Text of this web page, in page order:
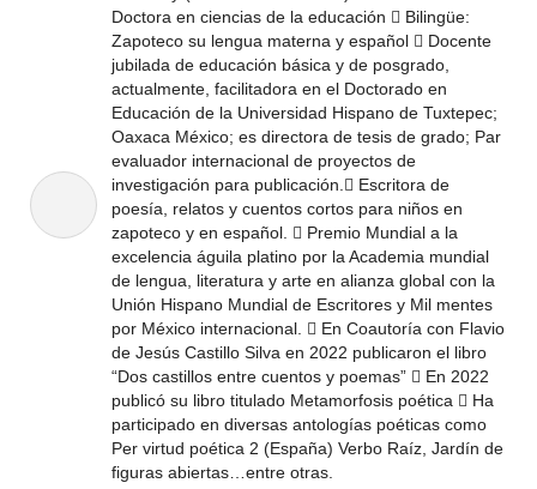
Doctora en ciencias de la educación  Bilingüe:
Zapoteco su lengua materna y español  Docente
jubilada de educación básica y de posgrado,
actualmente, facilitadora en el Doctorado en
Educación de la Universidad Hispano de Tuxtepec;
Oaxaca México; es directora de tesis de grado; Par
evaluador internacional de proyectos de
investigación para publicación. Escritora de
poesía, relatos y cuentos cortos para niños en
zapoteco y en español.  Premio Mundial a la
excelencia águila platino por la Academia mundial
de lengua, literatura y arte en alianza global con la
Unión Hispano Mundial de Escritores y Mil mentes
por México internacional.  En Coautoría con Flavio
de Jesús Castillo Silva en 2022 publicaron el libro
“Dos castillos entre cuentos y poemas”  En 2022
publicó su libro titulado Metamorfosis poética  Ha
participado en diversas antologías poéticas como
Per virtud poética 2 (España) Verbo Raíz, Jardín de
figuras abiertas…entre otras.